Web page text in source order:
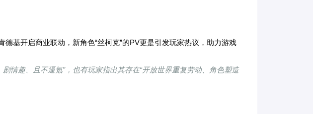
德基开启商业联动，新角色“丝柯克”的PV更是引发玩家热议，助力游戏
情趣、且不逼氪”，也有玩家指出其存在“开放世界重复劳动、角色塑造